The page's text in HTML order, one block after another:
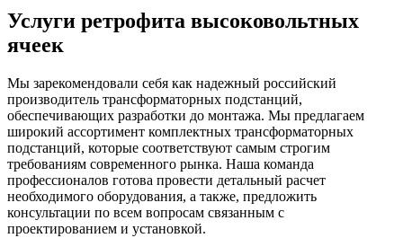
Услуги ретрофита высоковольтных
ячеек
Мы зарекомендовали себя как надежный российский
производитель трансформаторных подстанций,
обеспечивающих разработки до монтажа. Мы предлагаем
широкий ассортимент комплектных трансформаторных
подстанций, которые соответствуют самым строгим
требованиям современного рынка. Наша команда
профессионалов готова провести детальный расчет
необходимого оборудования, а также, предложить
консультации по всем вопросам связанным с
проектированием и установкой.